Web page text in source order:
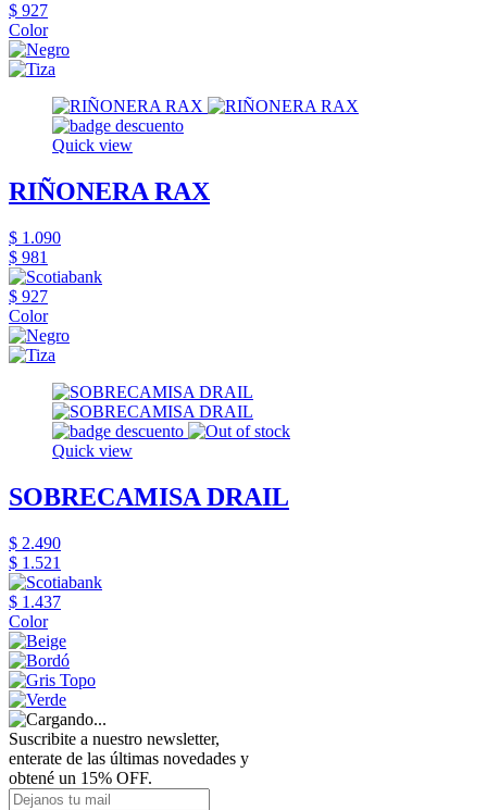
$ 927
Color
Quick view
RIÑONERA RAX
$ 1.090
$ 981
$ 927
Color
Quick view
SOBRECAMISA DRAIL
$ 2.490
$ 1.521
$ 1.437
Color
Suscribite a nuestro newsletter,
enterate de las últimas novedades y
obtené un 15% OFF.